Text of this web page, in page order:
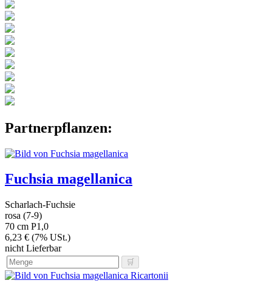
Partnerpflanzen:
Fuchsia magellanica
Scharlach-Fuchsie
rosa (7-9)
70 cm P1,0
6,23 € (7% USt.)
nicht Lieferbar